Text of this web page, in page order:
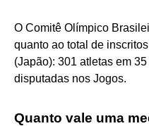
O Comitê Olímpico
quanto ao total de
(Japão): 301 atletas em
disputadas nos Jogos.
Quanto vale uma